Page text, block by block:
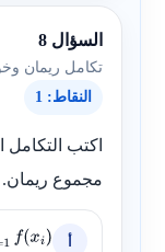
السؤال 8
تكامل ريمان
النقاط: 1
اكتب التكامل
مجموع ريمان.
أ f(xi)